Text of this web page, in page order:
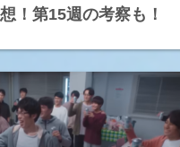
！第15週の考察も！